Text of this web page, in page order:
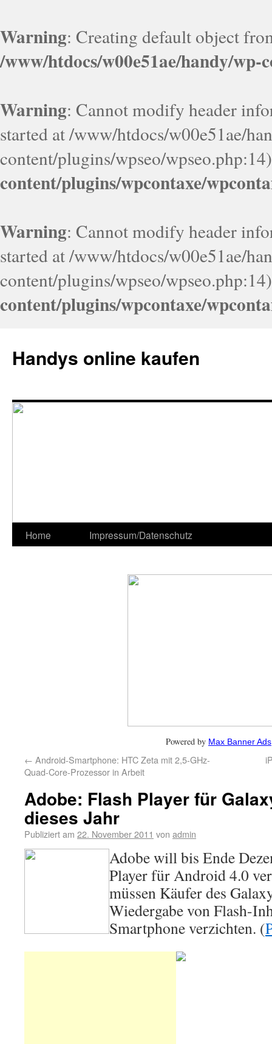
Warning: Creating default object
/www/htdocs/w00e51ae/handy/wp-
Warning: Cannot modify header
started at /www/htdocs/w00e51ae/
content/plugins/wpseo/
content/plugins/wpcontaxe/
Warning: Cannot modify header
started at /www/htdocs/w00e51ae/
content/plugins/wpseo/
content/plugins/wpcontaxe/
Handys online kaufen
Home Impressum/Datenschutz
Powered by Max Banner Ads
← Android-Smartphone: HTC Zeta mit 2,5-GHz-
Quad-Core-Prozessor in Arbeit
Adobe: Flash Player für
dieses Jahr
Publiziert am 22. November 2011 von admin
Adobe will bis Ende
Player für Android 4.0
müssen Käufer des
Wiedergabe von Flash-
Smartphone verzichten. (